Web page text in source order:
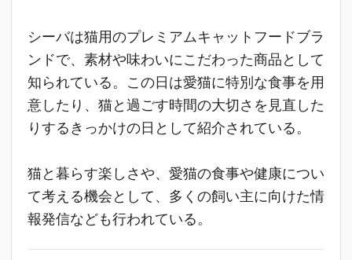
シーバは猫用のプレミアムキャットフードブラ
ンドで、素材や味わいにこだわった商品として
知られている。この日は愛猫に特別な食事を用
意したり、猫と過ごす時間の大切さを見直した
りするきっかけの日として紹介されている。
猫と暮らす楽しさや、愛猫の食事や健康につい
て考える機会として、多くの飼い主に向けた情
報発信なども行われている。